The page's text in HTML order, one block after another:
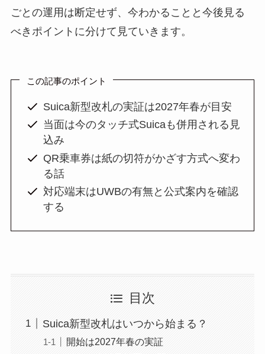
ごとの運用は断定せず、今わかることと今後見る
べきポイントに分けて見ていきます。
この記事のポイント
Suica新型改札の実証は2027年春が目安
当面は今のタッチ式Suicaも併用される見
込み
QR乗車券は紙の切符がかざす方式へ変わ
る話
対応端末はUWBの有無と公式案内を確認
する
目次
Suica新型改札はいつから始まる？
開始は2027年春の実証